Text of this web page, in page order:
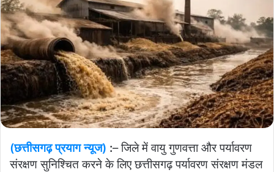
(छत्तीसगढ़ प्रयाग न्यूज) :– जिले में वायु गुणवत्ता और पर्यावरण
संरक्षण सुनिश्चित करने के लिए छत्तीसगढ़ पर्यावरण संरक्षण मंडल